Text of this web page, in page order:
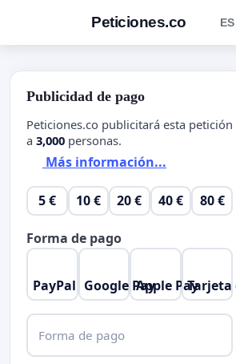
Peticiones.co
Publicidad de pago
Peticiones.co publicitará esta petición
a 3,000 personas.
Más información...
5 € 10 € 20 € 40 € 80 €
Forma de pago
PayPal Google PayApple PayTarjeta
Forma de pago